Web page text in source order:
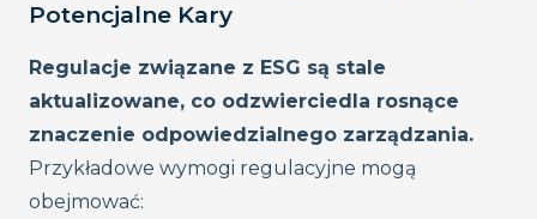
Potencjalne Kary
Regulacje związane z ESG są stale
aktualizowane, co odzwierciedla rosnące
znaczenie odpowiedzialnego zarządzania.
Przykładowe wymogi regulacyjne mogą
obejmować: